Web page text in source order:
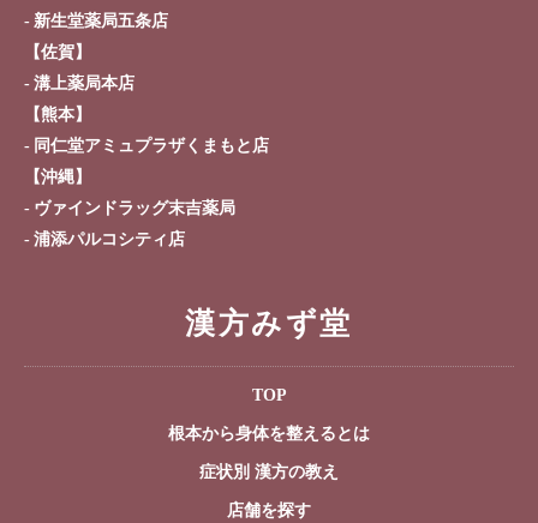
漢方を知る
採用情報
お問い合わせ
新生堂薬局五条店
【佐賀】
溝上薬局本店
【熊本】
同仁堂アミュプラザくまもと店
【沖縄】
ヴァインドラッグ末吉薬局
浦添パルコシティ店
漢方みず堂
TOP
根本から身体を整えるとは
症状別 漢方の教え
店舗を探す